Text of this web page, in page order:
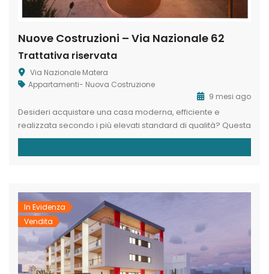
Nuove Costruzioni – Via Nazionale 62
Trattativa riservata
Via Nazionale Matera
Appartamenti- Nuova Costruzione
9 mesi ago
Desideri acquistare una casa moderna, efficiente e
realizzata secondo i più elevati standard di qualità? Questa
è l’opportunità che fa per te! L’agenzia MaterHouse
servizi, precisamente in […]
In Evidenza
Vendita